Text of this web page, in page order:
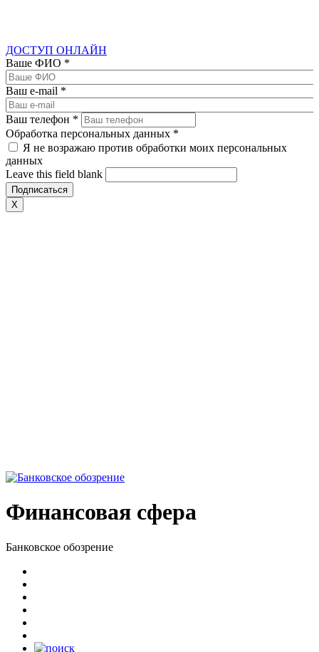
ДОСТУП ОНЛАЙН
Ваше ФИО *
Ваш e-mail *
Ваш телефон *
Обработка персональных данных *
Я не возражаю против обработки моих персональных
данных
Leave this field blank
X
Финансовая сфера
Банковское обозрение